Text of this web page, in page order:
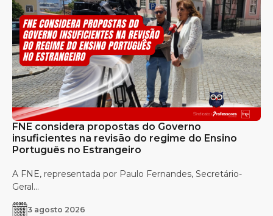
FNE considera propostas do Governo
insuficientes na revisão do regime do Ensino
Português no Estrangeiro
A FNE, representada por Paulo Fernandes, Secretário-
Geral...
3 agosto 2026